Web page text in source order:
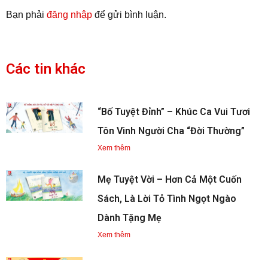
Bạn phải đăng nhập để gửi bình luận.
Các tin khác
“Bố Tuyệt Đỉnh” – Khúc Ca Vui Tươi
Tôn Vinh Người Cha “Đời Thường”
Xem thêm
Mẹ Tuyệt Vời – Hơn Cả Một Cuốn
Sách, Là Lời Tỏ Tình Ngọt Ngào
Dành Tặng Mẹ
Xem thêm